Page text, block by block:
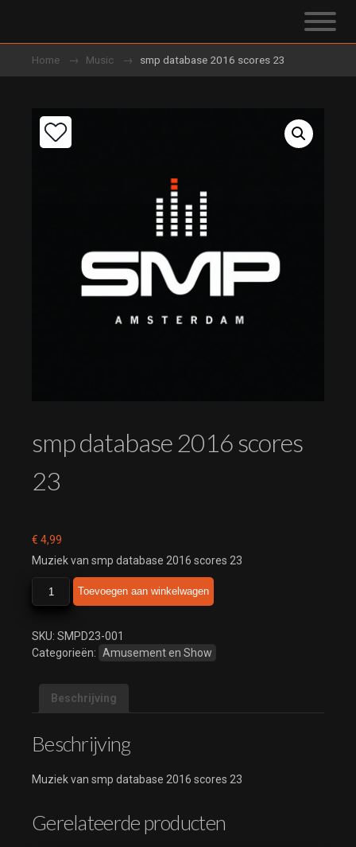
Home Music smp database 2016 scores 23
smp database 2016 scores
23
€ 4,99
Muziek van smp database 2016 scores 23
database
scores
23
Toevoegen aan winkelwagen
SKU: SMPD23-001
Categorieën: Amusement en Show
Beschrijving
Beschrijving
Muziek van smp database 2016 scores 23
Gerelateerde producten